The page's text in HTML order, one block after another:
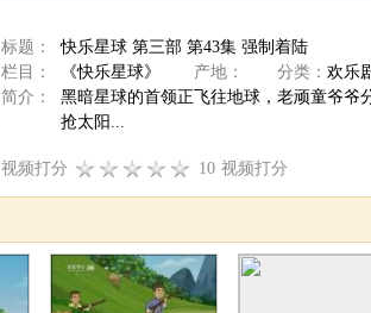
标题：
快乐星球 第三部 第43集 强制着陆
栏目：
《快乐星球》 产地： 分类： 欢乐
简介：
黑暗星球的首领正飞往地球，老顽童爷爷
抢太阳...
视频打分 10 视频打分